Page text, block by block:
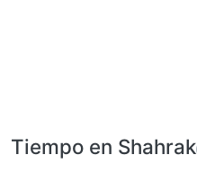
Tiempo en Shahrak